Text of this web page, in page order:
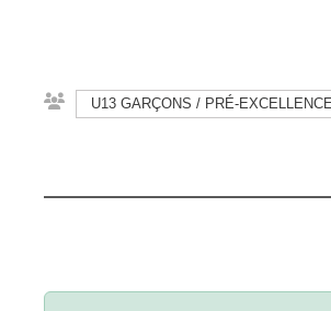
U13 GARÇONS / PRÉ-EXCELLENCE